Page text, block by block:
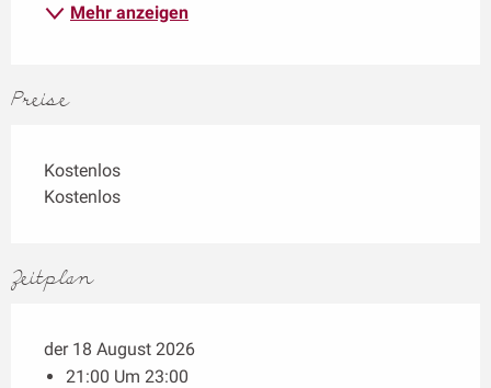
Mehr anzeigen
Preise
Kostenlos
Kostenlos
Zeitplan
der 18 August 2026
21:00 Um 23:00